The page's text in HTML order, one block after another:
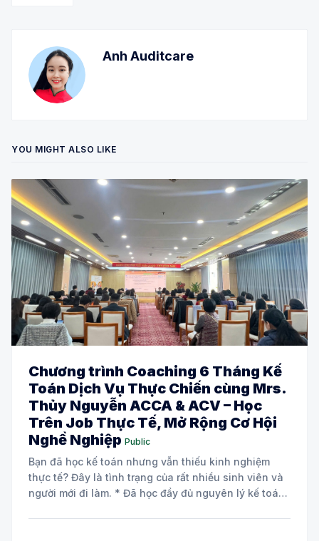
Anh Auditcare
YOU MIGHT ALSO LIKE
Chương trình Coaching 6 Tháng Kế
Toán Dịch Vụ Thực Chiến cùng Mrs.
Thủy Nguyễn ACCA & ACV – Học
Trên Job Thực Tế, Mở Rộng Cơ Hội
Nghề Nghiệp Public
Bạn đã học kế toán nhưng vẫn thiếu kinh nghiệm
thực tế? Đây là tình trạng của rất nhiều sinh viên và
người mới đi làm. * Đã học đầy đủ nguyên lý kế toán